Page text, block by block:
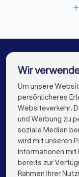
Energieberater in
Energieberater in
add
Die besten
info@trustlocal.de
FÜR
Wir
Um unsere
persönlicheres
Websiteverkehr.
und Werbung zu
soziale Medien
wird mit unseren
Informationen mit
bereits zur
Rahmen Ihrer